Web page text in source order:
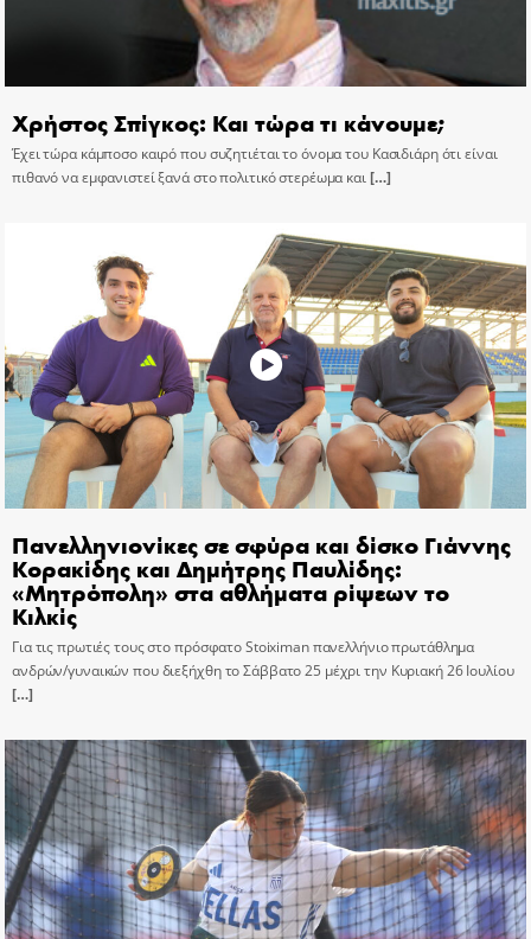
Χρήστος Σπίγκος: Και τώρα τι κάνουμε;
Έχει τώρα κάμποσο καιρό που συζητιέται το όνομα του Κασιδιάρη ότι είναι
πιθανό να εμφανιστεί ξανά στο πολιτικό στερέωμα και[…]
Πανελληνιονίκες σε σφύρα και δίσκο Γιάννης
Κορακίδης και Δημήτρης Παυλίδης:
«Μητρόπολη» στα αθλήματα ρίψεων το
Κιλκίς
Για τις πρωτιές τους στο πρόσφατο Stoiximan πανελλήνιο πρωτάθλημα
ανδρών/γυναικών που διεξήχθη το Σάββατο 25 μέχρι την Κυριακή 26 Ιουλίου
[…]